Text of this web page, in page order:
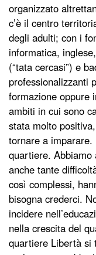
organizzato
c’è il centro
degli adulti; con i
informatica,
(“tata cercasi”) e
professionalizzanti
formazione oppure
ambiti in cui sono
stata molto
tornare a
quartiere.
anche tante
così complessi,
bisogna crederci.
incidere
nella crescita del
quartiere Libertà si